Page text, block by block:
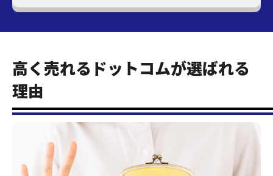
高く売れるドットコムが選ばれる
理由